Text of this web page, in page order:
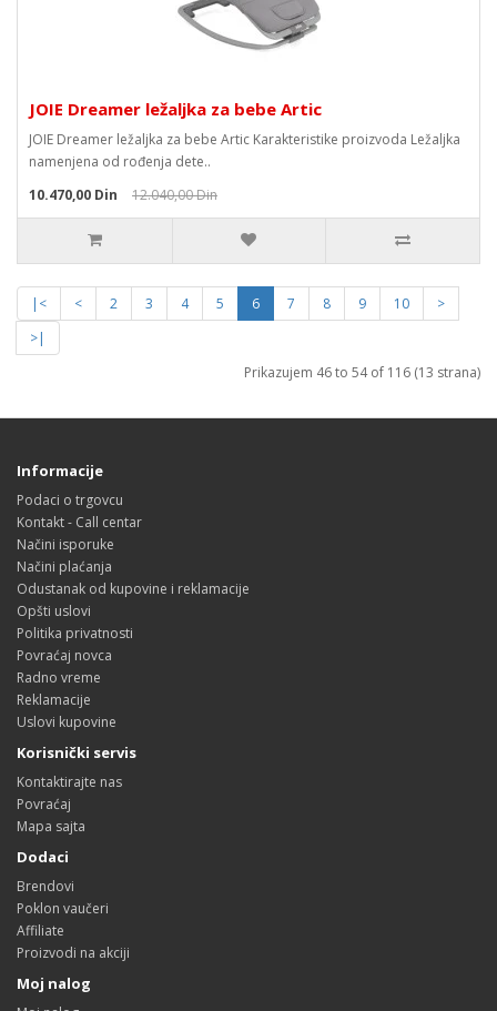
JOIE Dreamer ležaljka za bebe Artic
JOIE Dreamer ležaljka za bebe Artic Karakteristike proizvoda Ležaljka
namenjena od rođenja dete..
10.470,00 Din
12.040,00 Din
|< < 2 3 4 5 6 7 8 9 10
>
>|
Prikazujem 46 to 54 of 116 (13 strana)
Informacije
Podaci o trgovcu
Kontakt - Call centar
Načini isporuke
Načini plaćanja
Odustanak od kupovine i reklamacije
Opšti uslovi
Politika privatnosti
Povraćaj novca
Radno vreme
Reklamacije
Uslovi kupovine
Korisnički servis
Kontaktirajte nas
Povraćaj
Mapa sajta
Dodaci
Brendovi
Poklon vaučeri
Affiliate
Proizvodi na akciji
Moj nalog